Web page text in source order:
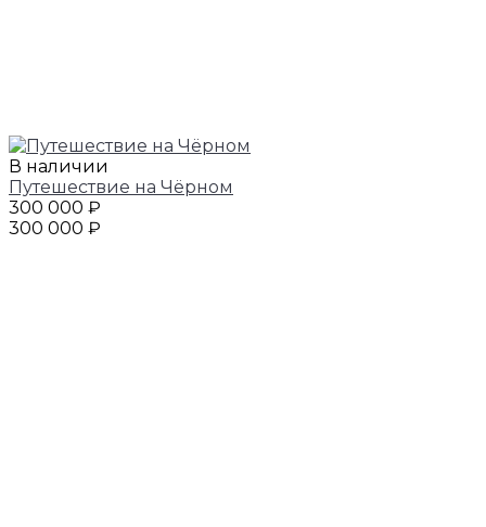
В наличии
Путешествие на Чёрном
300 000 ₽
300 000 ₽